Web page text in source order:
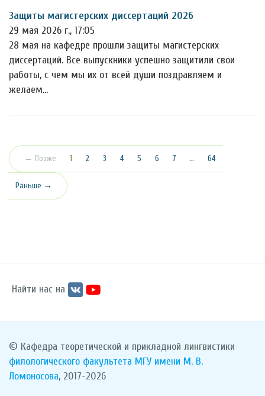
Защиты магистерских диссертаций 2026
29 мая 2026 г., 17:05
28 мая на кафедре прошли защиты магистерских
диссертаций. Все выпускники успешно защитили свои
работы, с чем мы их от всей души поздравляем и
желаем…
← Позже 1 (текущая)
2 3 4 5 6 7 … 64
Раньше →
Найти нас на
© Кафедра теоретической и прикладной лингвистики
филологического факультета МГУ имени М. В.
Ломоносова, 2017-2026